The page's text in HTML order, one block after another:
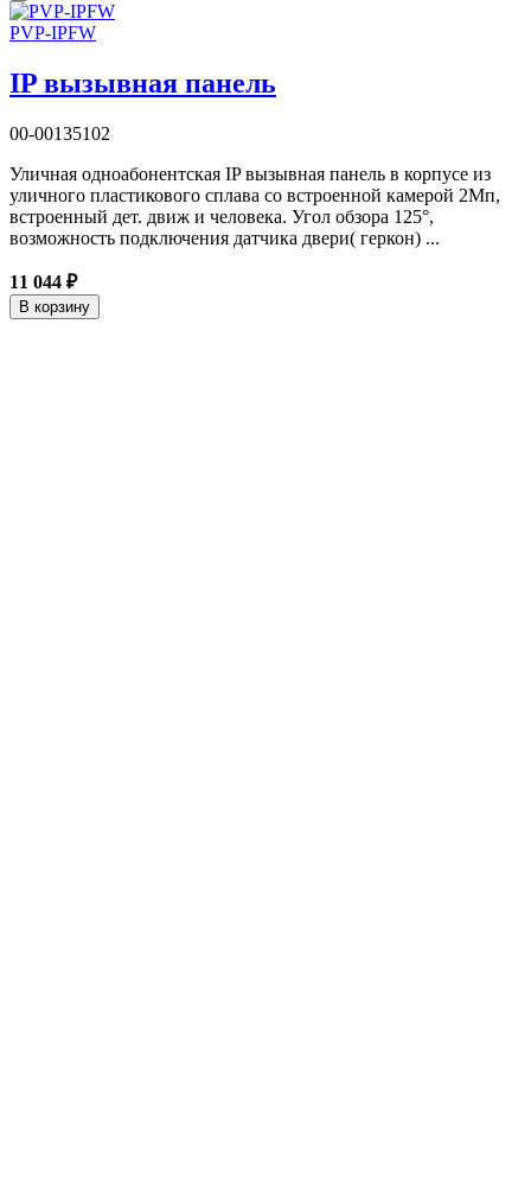
PVP-IPFW
IP вызывная панель
00-00135102
Уличная одноабонентская IP вызывная панель в корпусе из
уличного пластикового сплава со встроенной камерой 2Мп,
встроенный дет. движ и человека. Угол обзора 125°,
возможность подключения датчика двери( геркон) ...
11 044 ₽
В корзину